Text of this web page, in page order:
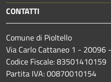
CONTATTI
Comune di Pioltello
Via Carlo Cattaneo 1 - 20096
Codice Fiscale: 83501410159
Partita IVA: 00870010154